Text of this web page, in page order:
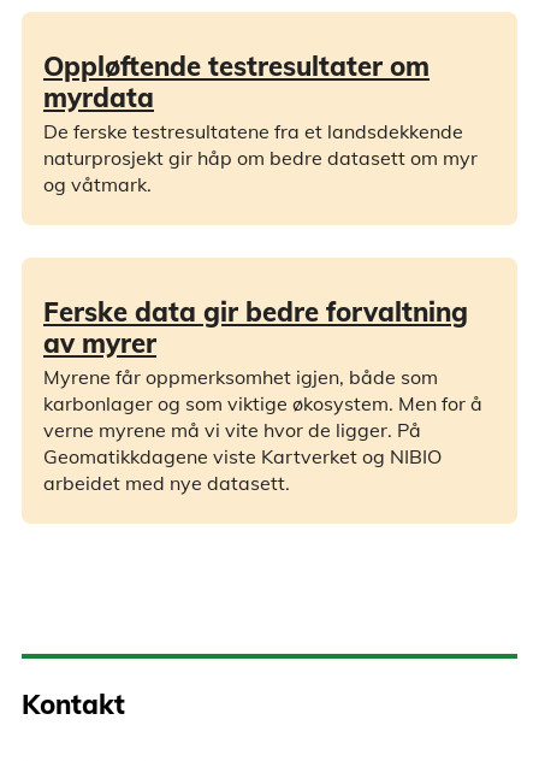
Oppløftende testresultater om
myrdata
De ferske testresultatene fra et landsdekkende
naturprosjekt gir håp om bedre datasett om myr
og våtmark.
Ferske data gir bedre forvaltning
av myrer
Myrene får oppmerksomhet igjen, både som
karbonlager og som viktige økosystem. Men for å
verne myrene må vi vite hvor de ligger. På
Geomatikkdagene viste Kartverket og NIBIO
arbeidet med nye datasett.
Kontakt